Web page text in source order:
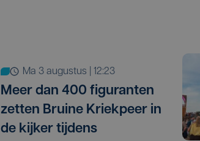
ma 3 augustus | 12:23
Meer dan 400 figuranten
zetten Bruine Kriekpeer in
de kijker tijdens